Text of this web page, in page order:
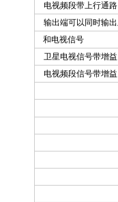
电视频段带上行通路
输出端可以同时输
和电视信号
卫星电视信号带增益
电视频段信号带增益